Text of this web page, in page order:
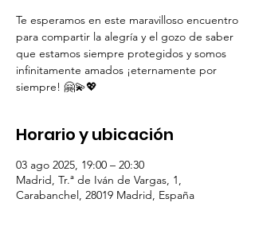
Te esperamos en este maravilloso encuentro
para compartir la alegría y el gozo de saber
que estamos siempre protegidos y somos
infinitamente amados ¡eternamente por
Horario y ubicación
03 ago 2025, 19:00 – 20:30
Madrid, Tr.ª de Iván de Vargas, 1,
Carabanchel, 28019 Madrid, España